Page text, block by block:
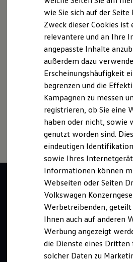
Fahrerassistenz-
Kontrollleuchten
Kurzfahrprofile und
XTL-Dieselkraftstoff
Ersatzteile und
Original Zubehör und
myVolkswagen
myVolkswagen Business
Elektrisch & Autonom
Elektro - &
Unser Ansatz
Klimafreundlicher
Reichweite & Ladelösungen
Ladezeitensimulator
Ladelösungen für
Ladelösungen für
Wallbox und
Förderung & Kosten der
Autonomes Fahren
Mehr zum ID. Buzz
Online Beratung
individuellen Fahrverhalten den
Stromverbrauch, die CO₂-
Fahrleistungswerte eines
Weitere Informationen zum
den offiziellen spezifischen CO₂-
Personenkraftwagen können dem
Kraftstoffverbrauch, die CO₂-
Stromverbrauch neuer
werden, der an allen
Deutsche Automobil Treuhand
73760 Ostfildern oder unter
wie Sie sich auf der Seite
Zweck dieser Cookies ist
relevantere und an Ihre
angepasste Inhalte
außerdem dazu
Erscheinungshäufigkeit
begrenzen und die
Kampagnen zu messen
registrieren, ob Sie eine
haben oder nicht, sowie
genutzt worden sind.
eindeutigen
sowie Ihres
Informationen können
Webseiten oder Seiten
Volkswagen
Werbetreibenden, geteilt
Ihnen auch auf anderen
Werbung angezeigt
die Dienste eines
solcher Daten zu